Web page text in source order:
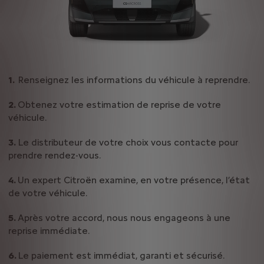
Renseignez les informations du véhicule à reprendre.
Obtenez votre estimation de reprise de votre
véhicule.
Le distributeur de votre choix vous contacte pour
prendre rendez-vous.
Un expert Citroën examine, en votre présence, l’état
de votre véhicule.
Après votre accord, nous nous engageons à une
reprise immédiate.
Le paiement est immédiat, garanti et sécurisé.